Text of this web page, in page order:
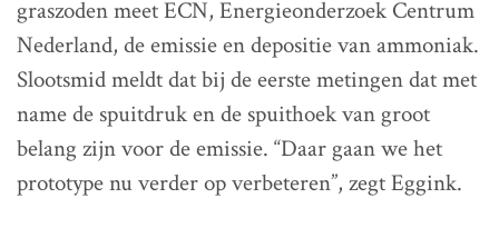
graszoden meet ECN, Energieonderzoek Centrum
Nederland, de emissie en depositie van ammoniak.
Slootsmid meldt dat bij de eerste metingen dat met
name de spuitdruk en de spuithoek van groot
belang zijn voor de emissie. “Daar gaan we het
prototype nu verder op verbeteren”, zegt Eggink.